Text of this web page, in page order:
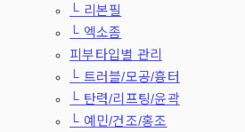
└ 리본필
└ 엑소좀
피부타입별 관리
└ 트러블/모공/흉터
└ 탄력/리프팅/윤곽
└ 예민/건조/홍조